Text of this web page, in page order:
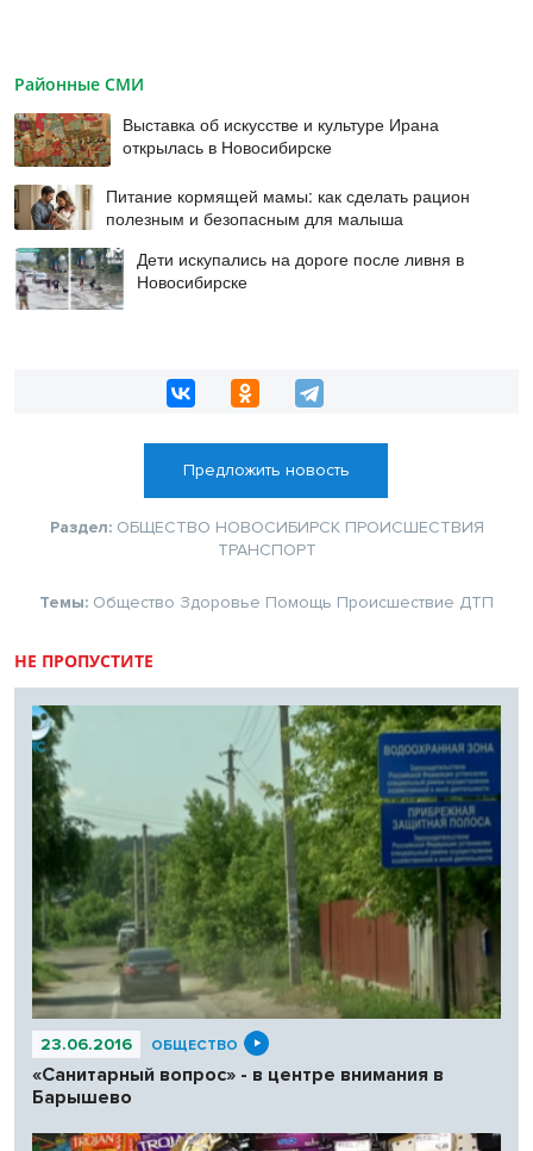
Районные СМИ
Выставка об искусстве и культуре Ирана
открылась в Новосибирске
Питание кормящей мамы: как сделать рацион
полезным и безопасным для малыша
Дети искупались на дороге после ливня в
Новосибирске
Предложить новость
Раздел: ОБЩЕСТВО НОВОСИБИРСК ПРОИСШЕСТВИЯ
ТРАНСПОРТ
Темы: Общество Здоровье Помощь Происшествие ДТП
НЕ ПРОПУСТИТЕ
23.06.2016 ОБЩЕСТВО
«Санитарный вопрос» - в центре внимания в
Барышево